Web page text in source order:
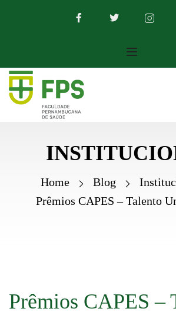
Home Blog
Prêmios CAPES – Talento
Prêmios CAPES –